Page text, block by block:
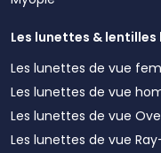
Les lunettes &
Les lunettes de vue
Les lunettes de vue
Les lunettes de vue
Les lunettes de vue